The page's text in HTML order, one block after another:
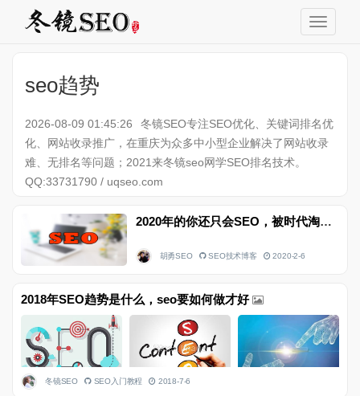
seo趋势
2026-08-09 01:45:26
冬镜SEO专注SEO优化、关键词排名优
化、网站收录推广，在重庆为众多中小型企业解决了网站收录
难、无排名等问题；2021来冬镜seo网学SEO排名技术。
QQ:33731790 / uqseo.com
2020年的你还只会SEO，被时代淘汰已不远了
胡勇SEO SEO技术博客 2020-2-6
2018年SEO趋势是什么，seo要如何做才好
冬镜SEO SEO入门教程 2018-7-6